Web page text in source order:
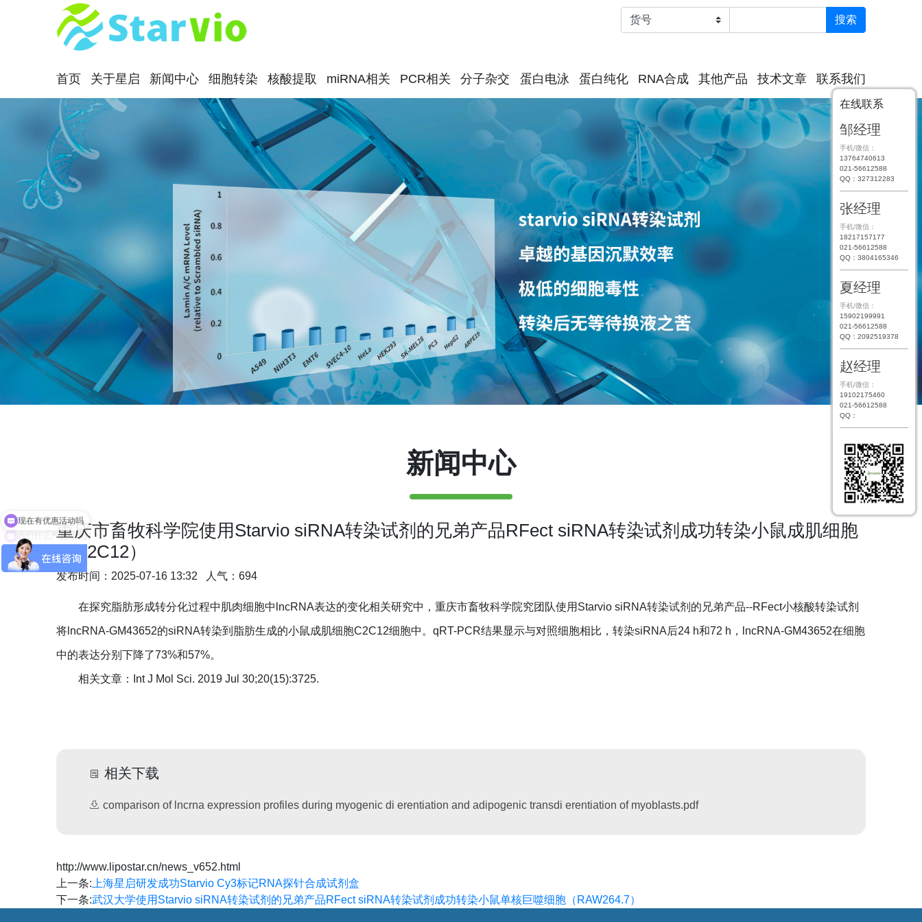
首页 关于星启 新闻中心 细胞转染 核酸提取 miRNA相关 PCR相关 分子杂交 蛋白电泳 蛋白纯化 RNA合成 其他产品 技术文章 联系我们
新闻中心
重庆市畜牧科学院使用Starvio siRNA转染试剂的兄弟产品RFect siRNA转染试剂成功转染小鼠成肌细胞
（C2C12）
发布时间：2025-07-16 13:32 人气：694
在探究脂肪形成转分化过程中肌肉细胞中 lncRNA表达的变化相关研究中，重庆市畜牧科学院究团队使用 Starvio siRNA转染试剂的兄弟产品--RFect小核酸转染试剂
将 lncRNA-GM43652的siRNA转染到脂肪生成的小鼠成肌细胞C2C12细胞中。 qRT-PCR结果显示与对照细胞相比，转染siRNA后24 h和72 h ， lncRNA-GM43652在细胞
中的表达分别下降了73%和57%。
相关文章： Int J Mol Sci. 2019 Jul 30;20(15):3725.
相关下载
comparison of lncrna expression profiles during myogenic di erentiation and adipogenic transdi erentiation of myoblasts.pdf
http://www.lipostar.cn/news_v652.html
上一条: 上海星启研发成功Starvio Cy3标记RNA探针合成试剂盒
下一条:武汉大学使用Starvio siRNA转染试剂的兄弟产品RFect siRNA转染试剂成功转染小鼠单核巨噬细胞（RAW264.7）
在线联系
邹经理
手机/微信：
13764740613
021-56612588
QQ：327312283
张经理
手机/微信：
18217157177
021-56612588
QQ：3804165346
夏经理
手机/微信：
15902199991
021-56612588
QQ：2092519378
赵经理
手机/微信：
19102175460
021-56612588
QQ：
你们什么产品卖最好？